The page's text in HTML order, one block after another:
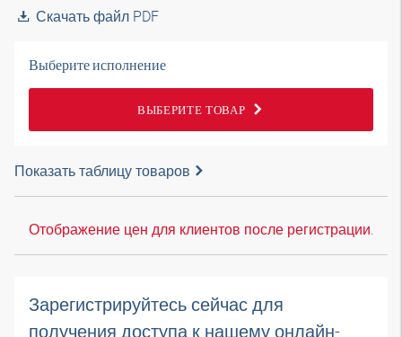
Скачать файл PDF
Выберите исполнение
ВЫБЕРИТЕ ТОВАР
Показать таблицу товаров
Отображение цен для клиентов после регистрации.
Зарегистрируйтесь сейчас для
получения доступа к нашему онлайн-